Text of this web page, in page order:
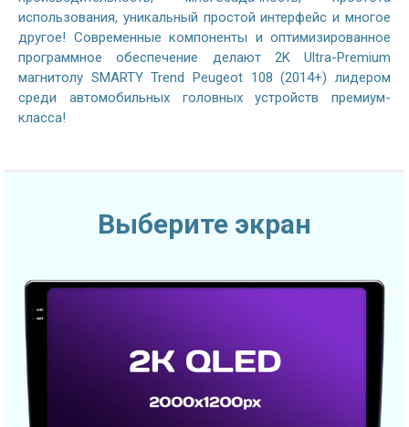
использования, уникальный простой интерфейс и многое
другое! Современные компоненты и оптимизированное
программное обеспечение делают 2K Ultra-Premium
магнитолу SMARTY Trend Peugeot 108 (2014+) лидером
среди автомобильных головных устройств премиум-
класса!
Выберите экран